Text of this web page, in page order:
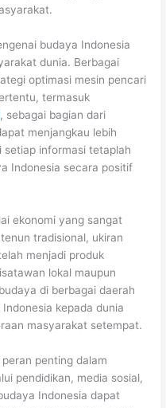
budaya Indonesia
dunia. Berbagai
optimasi mesin pencari
termasuk
, sebagai bagian dari
menjangkau lebih
setiap informasi tetaplah
Indonesia secara positif
ekonomi yang sangat
tradisional, ukiran
menjadi produk
lokal maupun
di berbagai daerah
kepada dunia
masyarakat setempat.
penting dalam
pendidikan, media sosial,
Indonesia dapat